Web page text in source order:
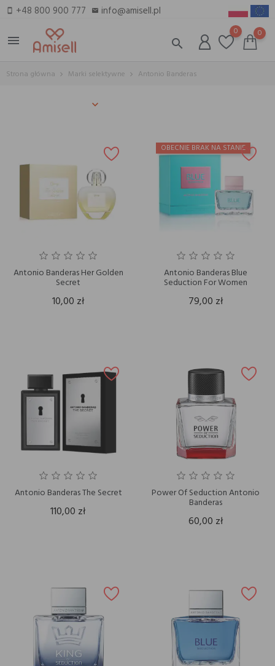
smartphone +48 800 900 777 email info@amisell.pl
menu
search
0 0
Strona główna Marki selektywne Antonio Banderas
Antonio Banderas Her Golden
Secret
10,00 zł
OBECNIE BRAK NA STANIE
Antonio Banderas Blue
Seduction For Women
79,00 zł
Antonio Banderas The Secret
110,00 zł
Power Of Seduction Antonio
Banderas
60,00 zł